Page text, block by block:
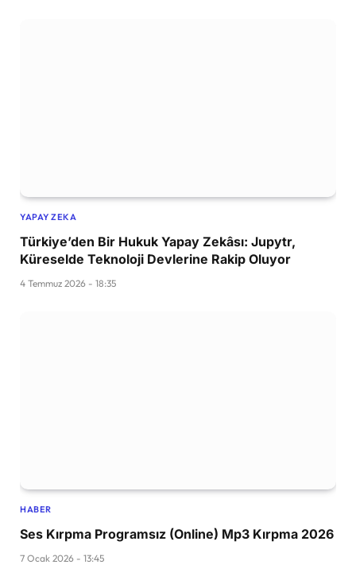
YAPAY ZEKA
Türkiye’den Bir Hukuk Yapay Zekâsı: Jupytr,
Küreselde Teknoloji Devlerine Rakip Oluyor
4 Temmuz 2026 - 18:35
HABER
Ses Kırpma Programsız (Online) Mp3 Kırpma 2026
7 Ocak 2026 - 13:45